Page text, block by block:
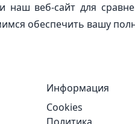
наш веб-сайт для
обеспечить вашу
Информация
Cookies